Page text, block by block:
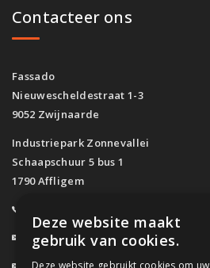
Contacteer ons
Fassado
Nieuwescheldestraat 1-3
9052 Zwijnaarde
Industriepark Zonnevallei
Schaapschuur 5 bus 1
1790 Affligem
info@fassado.be
Deze website maakt
gebruik van cookies.
Deze website gebruikt cookies om uw